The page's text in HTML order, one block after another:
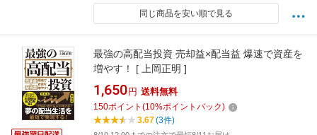
同じ商品を安い順で見る
最強の高配当投資 売却益×配当益 爆速で資産を
増やす！ [ 上岡正明 ]
1,650 円 送料無料
150ポイント (10%ポイントバック)
3.67(3件)